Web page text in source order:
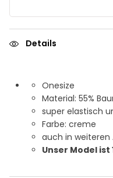
Details
Onesize
Material: 55%
super elastisch
Farbe: creme
auch in weiteren
Unser Model ist